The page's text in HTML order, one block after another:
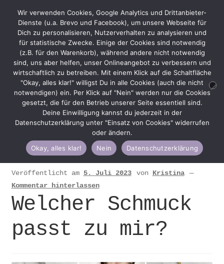
Zur
Navigation
springen
Zum
Inhalt
springen
Menü
Schmuck-Stories
Welcher Schmuck passt
zu mir?
Veröffentlicht am 5. Juli 2023 von Kristina
—
Kommentar hinterlassen
Welcher Schmuck
passt zu mir?
Wir verwenden Cookies, Google Analytics und Drittanbieter-
Dienste (u.a. Brevo und Facebook), um unsere Webseite für
Dich zu personalisieren, Nutzerverhalten zu analysieren und
für statistische Zwecke. Einige der Cookies sind notwendig
(z.B. für den Warenkorb), während andere nicht notwendig
sind, uns aber helfen, unser Onlineangebot zu verbessern und
wirtschaftlich zu betreiben. Mit einem Klick auf die Schaltfläche
"Okay, alles klar!" willigst Du in alle Cookies (auch die nicht
notwendigen) ein. Per Klick auf "Nein" werden nur die Cookies
gesetzt, die für den Betrieb unserer Seite essentiell sind.
Deine Einwilligung kannst du jederzeit in der
Datenschutzerklärung unter "Einsatz von Cookies" widerrufen
oder ändern.
Okay, alles klar!
Nein Datenschutzerklärung